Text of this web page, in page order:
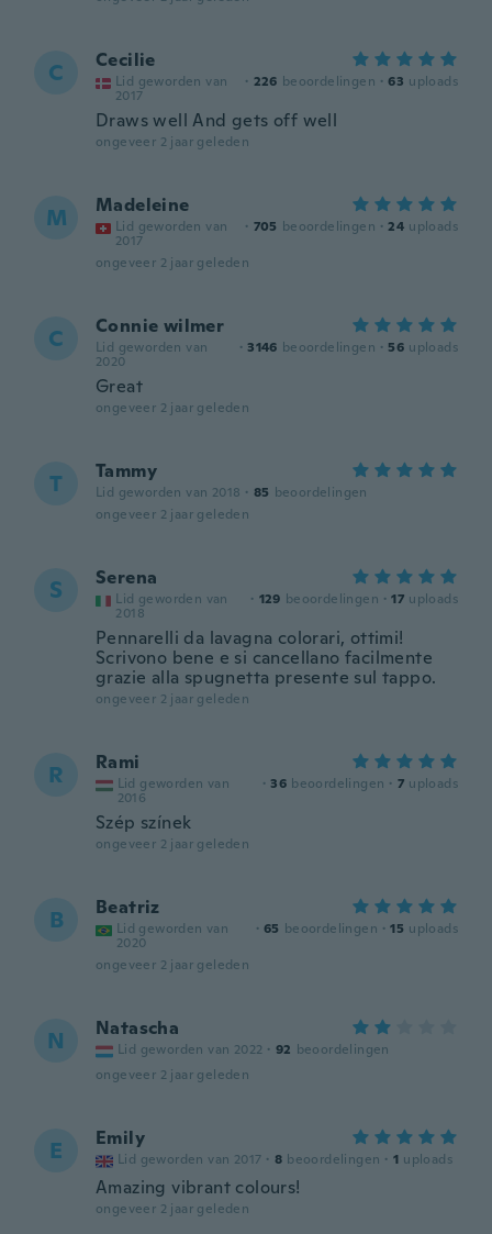
C Cecilie
Lid geworden van
2017
· 226 beoordelingen · 63 uploads
Draws well And gets off well
ongeveer 2 jaar geleden
M Madeleine
Lid geworden van
2017
· 705 beoordelingen · 24 uploads
ongeveer 2 jaar geleden
C Connie wilmer
Lid geworden van
2020
· 3146 beoordelingen · 56 uploads
Great
ongeveer 2 jaar geleden
T Tammy
Lid geworden van 2018 · 85 beoordelingen
ongeveer 2 jaar geleden
S Serena
Lid geworden van
2018
· 129 beoordelingen · 17 uploads
Pennarelli da lavagna colorari, ottimi!
Scrivono bene e si cancellano facilmente
grazie alla spugnetta presente sul tappo.
ongeveer 2 jaar geleden
R Rami
Lid geworden van
2016
· 36 beoordelingen · 7 uploads
Szép színek
ongeveer 2 jaar geleden
B Beatriz
Lid geworden van
2020
· 65 beoordelingen · 15 uploads
ongeveer 2 jaar geleden
N Natascha
Lid geworden van 2022 · 92 beoordelingen
ongeveer 2 jaar geleden
E Emily
Lid geworden van 2017 · 8 beoordelingen · 1 uploads
Amazing vibrant colours!
ongeveer 2 jaar geleden